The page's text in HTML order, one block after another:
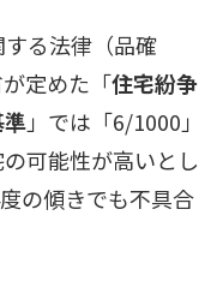
する法律（品確
定めた「住宅紛争
」では「6/1000」
可能性が高いとし
の傾きでも不具合